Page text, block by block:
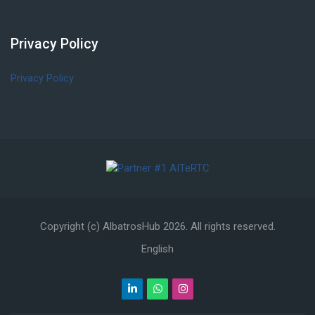
Salta Privacy Policy
Privacy Policy
Privacy Policy
Copyright (c) AlbatrosHub 2026. All rights reserved.
English